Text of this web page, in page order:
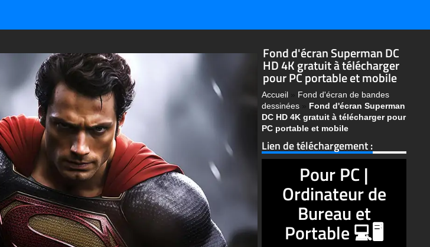
Fond d'écran Superman DC
HD 4K gratuit à télécharger
pour PC portable et mobile
Accueil » Fond d'écran de bandes
dessinées » Fond d'écran Superman
DC HD 4K gratuit à télécharger pour
PC portable et mobile
Lien de téléchargement :
Pour PC |
Ordinateur de
Bureau et
Portable 💻🖥️